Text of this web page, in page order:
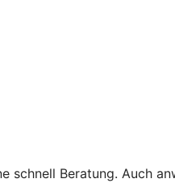
Beratung. Auch